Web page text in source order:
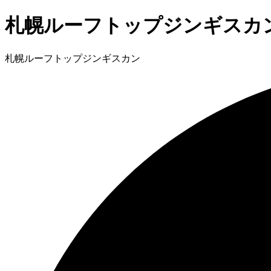
札幌ルーフトップジンギスカ
札幌ルーフトップジンギスカン